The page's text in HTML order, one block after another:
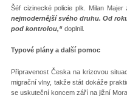
Šéf cizinecké policie plk. Milan
nejmodernější svého druhu. Od
pod kontrolou,“ doplnil.
Typové plány a další pomoc
Připravenost Česka na krizovou
migrační vlny, takže stát dokáže
se uskuteční koncem září na jižní